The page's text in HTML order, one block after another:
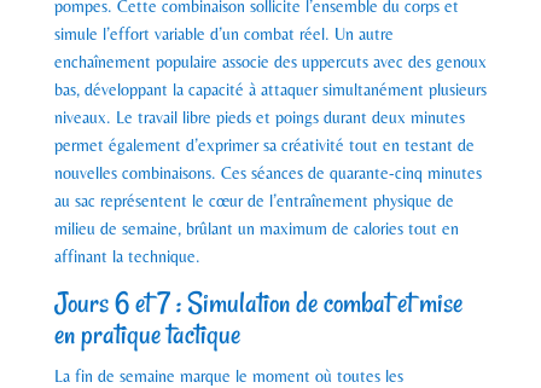
pompes. Cette combinaison sollicite l’ensemble du corps et
simule l’effort variable d’un combat réel. Un autre
enchaînement populaire associe des uppercuts avec des genoux
bas, développant la capacité à attaquer simultanément plusieurs
niveaux. Le travail libre pieds et poings durant deux minutes
permet également d’exprimer sa créativité tout en testant de
nouvelles combinaisons. Ces séances de quarante-cinq minutes
au sac représentent le cœur de l’entraînement physique de
milieu de semaine, brûlant un maximum de calories tout en
affinant la technique.
Jours 6 et 7 : Simulation de combat et mise
en pratique tactique
La fin de semaine marque le moment où toutes les